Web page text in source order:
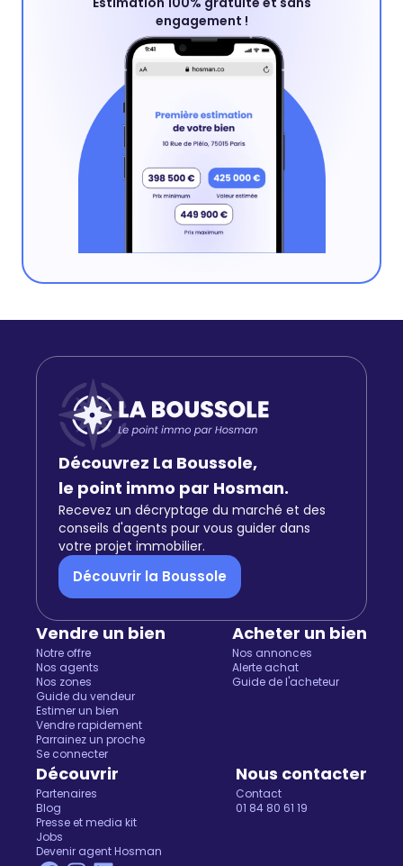
engagement !
Découvrez La Boussole,
le point immo par Hosman.
Recevez un décryptage du marché et des
conseils d'agents pour vous guider dans
votre projet immobilier.
Découvrir la Boussole
Vendre un bien
Notre offre
Nos agents
Nos zones
Guide du vendeur
Estimer un bien
Vendre rapidement
Parrainez un proche
Se connecter
Acheter un bien
Nos annonces
Alerte achat
Guide de l'acheteur
Découvrir
Partenaires
Blog
Presse et media kit
Jobs
Devenir agent Hosman
Nous contacter
Contact
01 84 80 61 19